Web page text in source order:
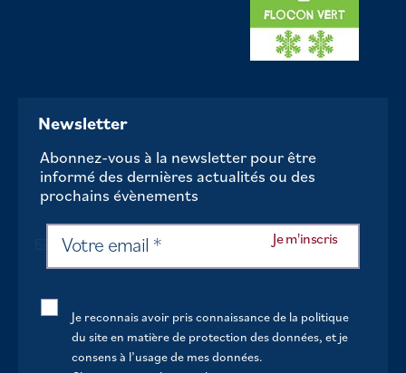
Newsletter
Abonnez-vous à la newsletter pour être
informé des dernières actualités ou des
prochains évènements
Je reconnais avoir pris connaissance de la politique
du site en matière de protection des données, et je
consens à l’usage de mes données.